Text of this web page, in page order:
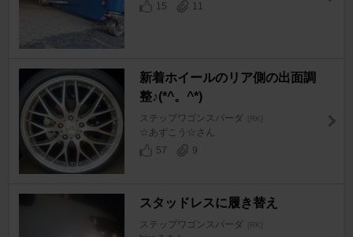
15
11
新着ホイールのリア側の出面調
整♪(*^。^*)
ステップワゴンスパーダ [RK]
☆あずこう☆さん
57
9
スタッドレスに履き替え
ステップワゴンスパーダ [RK]